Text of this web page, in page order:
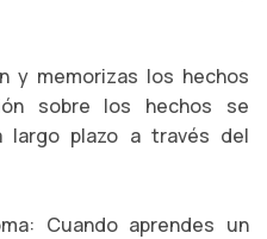
y memorizas los hechos
sobre los hechos se
largo plazo a través del
Cuando aprendes un